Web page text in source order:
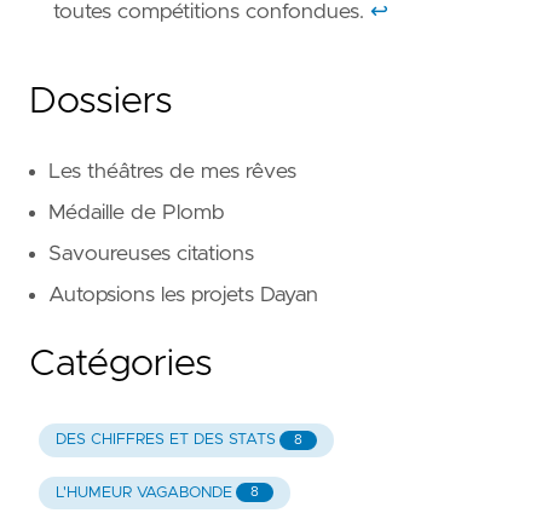
toutes compétitions confondues. ↩︎
Dossiers
Les théâtres de mes rêves
Médaille de Plomb
Savoureuses citations
Autopsions les projets Dayan
Catégories
DES CHIFFRES ET DES STATS 8
L'HUMEUR VAGABONDE 8